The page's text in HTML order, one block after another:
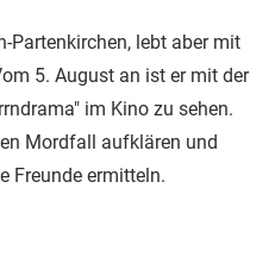
Partenkirchen, lebt aber mit
5. August an ist er mit der
im Kino zu sehen.
Mordfall aufklären und
Freunde ermitteln.